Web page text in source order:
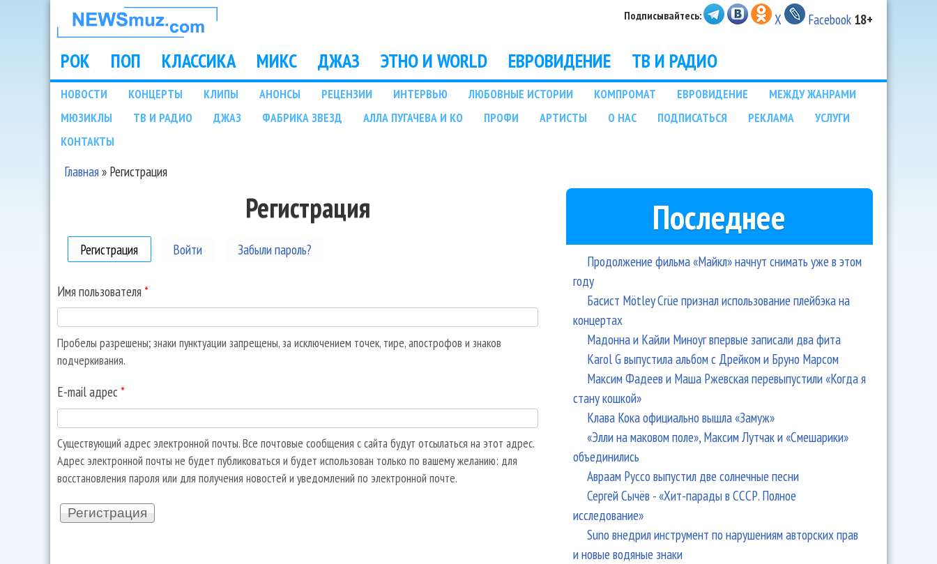
НОВОСТИ
МУЗЫКИ И
ШОУ БИЗНЕСА
NEWSMUZ.COM
Подписывайтесь: X Facebook 18+
Main menu
РОК ПОП КЛАССИКА МИКС ДЖАЗ ЭТНО И WORLD ЕВРОВИДЕНИЕ ТВ И РАДИО
Подразделы
НОВОСТИ КОНЦЕРТЫ КЛИПЫ АНОНСЫ РЕЦЕНЗИИ ИНТЕРВЬЮ ЛЮБОВНЫЕ ИСТОРИИ КОМПРОМАТ ЕВРОВИДЕНИЕ
МЕЖДУ ЖАНРАМИ
МЮЗИКЛЫ
ТВ И РАДИО ДЖАЗ ФАБРИКА ЗВЕЗД АЛЛА ПУГАЧЕВА И КО ПРОФИ АРТИСТЫ О НАС ПОДПИСАТЬСЯ РЕКЛАМА
УСЛУГИ
КОНТАКТЫ
Главная» Регистрация
Регистрация
Регистрация (активная вкладка)
Войти Забыли пароль?
Имя пользователя *
Пробелы разрешены; знаки пунктуации запрещены, за исключением точек, тире, апострофов и знаков
подчеркивания.
E-mail адрес *
Существующий адрес электронной почты. Все почтовые сообщения с сайта будут отсылаться на этот адрес.
Адрес электронной почты не будет публиковаться и будет использован только по вашему желанию: для
восстановления пароля или для получения новостей и уведомлений по электронной почте.
Последнее
Продолжение фильма «Майкл» начнут снимать уже в этом
году
Басист Mötley Crüe признал использование плейбэка на
концертах
Мадонна и Кайли Миноуг впервые записали два фита
Karol G выпустила альбом с Дрейком и Бруно Марсом
Максим Фадеев и Маша Ржевская перевыпустили «Когда я
стану кошкой»
Клава Кока официально вышла «Замуж»
«Элли на маковом поле», Максим Лутчак и «Смешарики»
объединились
Авраам Руссо выпустил две солнечные песни
Сергей Сычёв - «Хит-парады в СССР. Полное
исследование»
Suno внедрил инструмент по нарушениям авторских прав
и новые водяные знаки